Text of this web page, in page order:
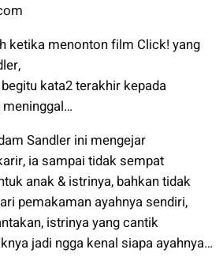
ketika menonton film Click! yang
begitu kata2 terakhir kepada
Sandler ini mengejar
ia sampai tidak sempat
anak & istrinya, bahkan tidak
pemakaman ayahnya sendiri,
istrinya yang cantik
jadi ngga kenal siapa ayahnya…